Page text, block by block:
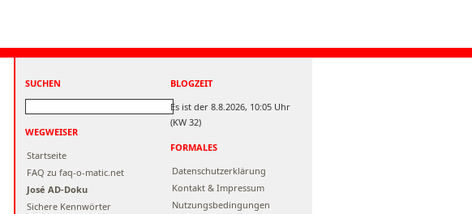
SUCHEN
WEGWEISER
Startseite
FAQ zu faq-o-matic.net
José AD-Doku
Sichere Kennwörter
BLOGZEIT
Es ist der 8.8.2026, 10:05 Uhr
(KW 32)
FORMALES
Datenschutzerklärung
Kontakt & Impressum
Nutzungsbedingungen